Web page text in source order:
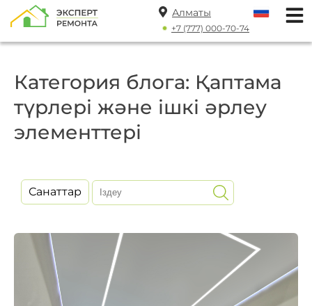
Алматы
+7 (777) 000-70-74
Категория блога: Қаптама
түрлері және ішкі әрлеу
элементтері
Санаттар